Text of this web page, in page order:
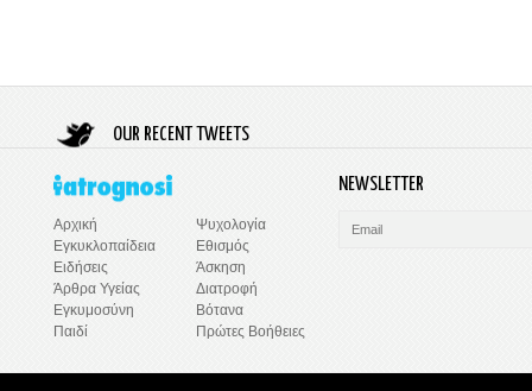
OUR RECENT TWEETS
Αρχική
Εγκυκλοπαίδεια
Ειδήσεις
Άρθρα Υγείας
Εγκυμοσύνη
Παιδί
Ψυχολογία
Εθισμός
Άσκηση
Διατροφή
Βότανα
Πρώτες Βοήθειες
NEWSLETTER